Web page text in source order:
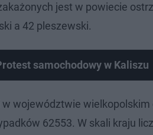
jest w powiecie
a 42 pleszewski.
samochodowy w Kaliszu
województwie
62553. W skali kraju